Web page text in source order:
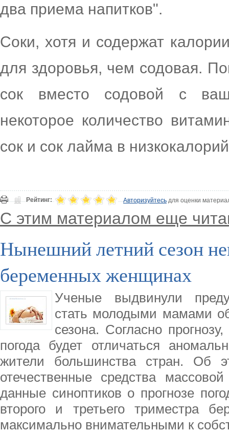
два приема напитков".
Соки, хотя и содержат
для здоровья, чем содовая.
сок вместо содовой с
некоторое количество
сок и сок лайма в
Рейтинг: Авторизуйтесьдля оценки
С этим материалом еще
Нынешний летний сезон
беременных женщинах
Ученые выдвинули
стать молодыми мамами
сезона. Согласно
погода будет отличаться
жители большинства стран. Об
отечественные средства
данные синоптиков о прогнозе
второго и третьего триместра
максимально внимательными к